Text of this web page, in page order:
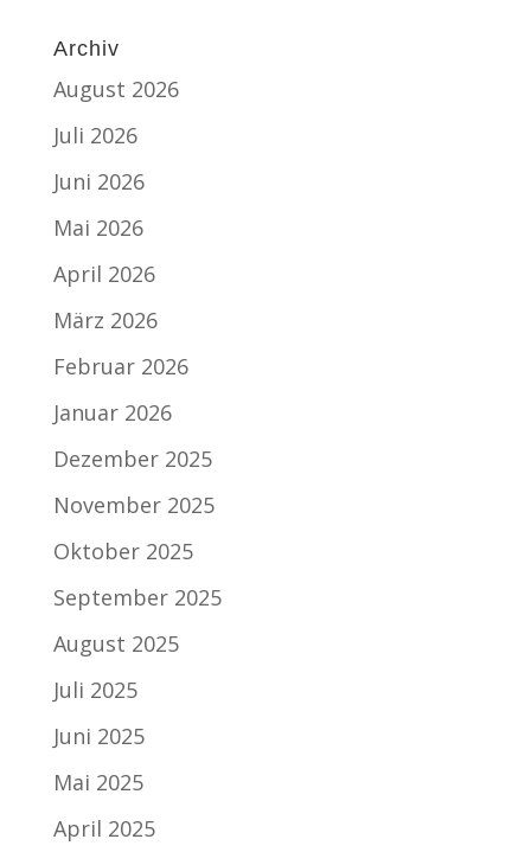
Archiv
August 2026
Juli 2026
Juni 2026
Mai 2026
April 2026
März 2026
Februar 2026
Januar 2026
Dezember 2025
November 2025
Oktober 2025
September 2025
August 2025
Juli 2025
Juni 2025
Mai 2025
April 2025